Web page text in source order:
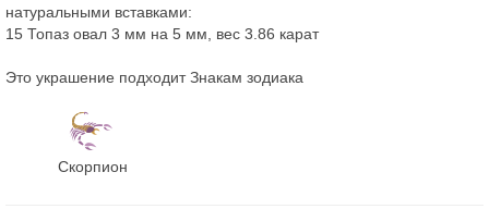
натуральными вставками:
15 Топаз овал 3 мм на 5 мм, вес 3.86 карат
Это украшение подходит Знакам зодиака
Скорпион